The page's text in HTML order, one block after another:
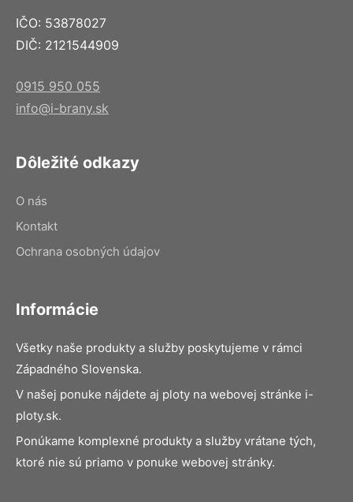
IČO: 53878027
DIČ: 2121544909
0915 950 055
info@i-brany.sk
Dôležité odkazy
O nás
Kontakt
Ochrana osobných údajov
Informácie
Všetky naše produkty a služby poskytujeme v rámci
Západného Slovenska.
V našej ponuke nájdete aj ploty na webovej stránke i-
ploty.sk.
Ponúkame komplexné produkty a služby vrátane tých,
ktoré nie sú priamo v ponuke webovej stránky.